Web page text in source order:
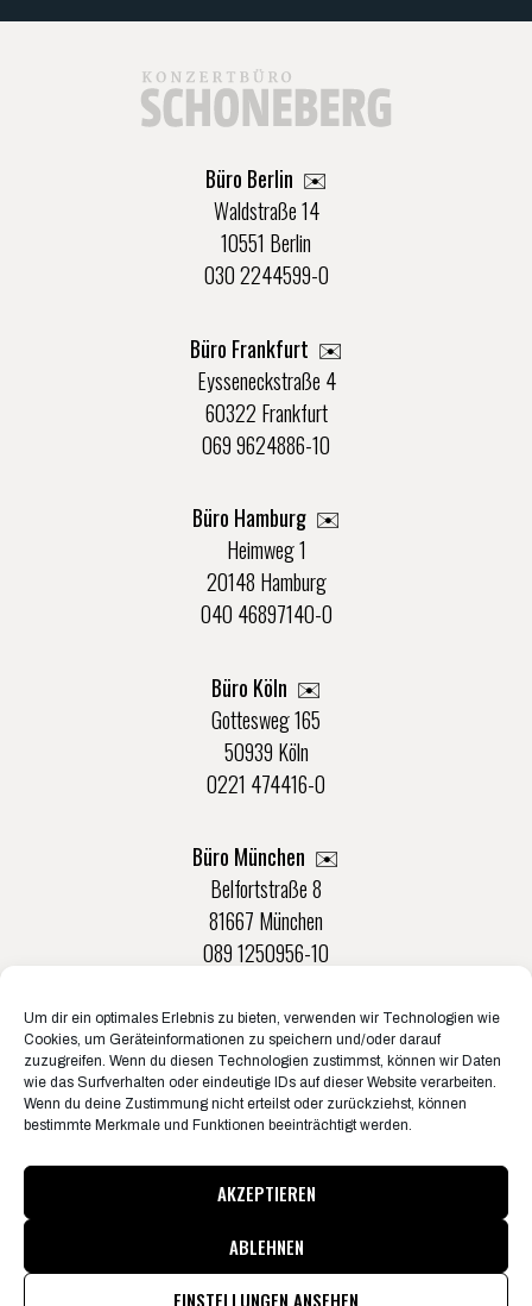
Um dir ein optimales Erlebnis zu bieten, verwenden wir Technologien wie
Cookies, um Geräteinformationen zu speichern und/oder darauf
zuzugreifen. Wenn du diesen Technologien zustimmst, können wir Daten
wie das Surfverhalten oder eindeutige IDs auf dieser Website verarbeiten.
Wenn du deine Zustimmung nicht erteilst oder zurückziehst, können
bestimmte Merkmale und Funktionen beeinträchtigt werden.
AKZEPTIEREN
ABLEHNEN
EINSTELLUNGEN ANSEHEN
Büro Berlin ✉️
Waldstraße 14
10551 Berlin
030 2244599-0
Büro Frankfurt ✉️
Eysseneckstraße 4
60322 Frankfurt
069 9624886-10
Büro Hamburg ✉️
Heimweg 1
20148 Hamburg
040 46897140-0
Büro Köln ✉️
Gottesweg 165
50939 Köln
0221 474416-0
Büro München ✉️
Belfortstraße 8
81667 München
089 1250956-10
Büro Münster ✉️
Rudolf-Von-Langen-Str. 42
48147 Münster
0251 20132-0
© Konzertbüro Schoneberg 2026
Pressematerial & Akkreditierungen